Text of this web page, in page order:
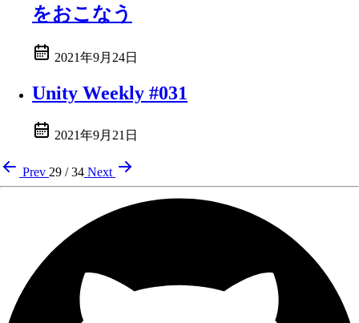
をおこなう
2021年9月24日
Unity Weekly #031
2021年9月21日
Prev 29 / 34 Next